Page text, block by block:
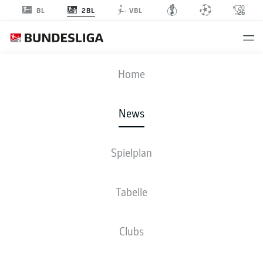
BL 2BL VBL
Home
News
Spielplan
Tabelle
Clubs
- © IMAGO/Laci Perenyi